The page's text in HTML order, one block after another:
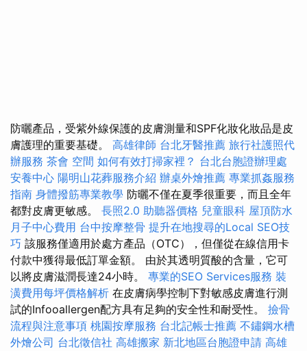
防曬產品，受紫外線保護的皮膚測量和SPF化妝化妝品是皮
膚護理的重要基礎。 高雄律師 台北牙醫推薦 旅行社護照代
辦服務 茶會 空間 如何有效打掃家裡？ 台北台胞證辦理處
安養中心 陽明山花葬服務介紹 辦桌外燴推薦 專業抓姦服務
指南 身體撥筋專業教學 防曬不僅在夏季很重要，而且全年
都對皮膚更敏感。 長照2.0 助聽器價格 兒童眼科 屋頂防水
月子中心費用 台中按摩整骨 提升在地搜尋的Local SEO技
巧 該服務僅適用於處方產品（OTC），但僅從在線信用卡
付款中獲得最低訂單金額。 由於其透明質酸的含量，它可
以將皮膚滋潤長達24小時。 專業的SEO Services服務 裝
潢費用每坪價格解析 在皮膚病學控制下對敏感皮膚進行測
試的Infooallergen配方具有足夠的安全性和耐受性。 撿骨
流程與注意事項 桃園按摩服務 台北記帳士推薦 不鏽鋼水槽
外燴公司 台北徵信社 高雄搬家 新北地區台胞證申請 高雄